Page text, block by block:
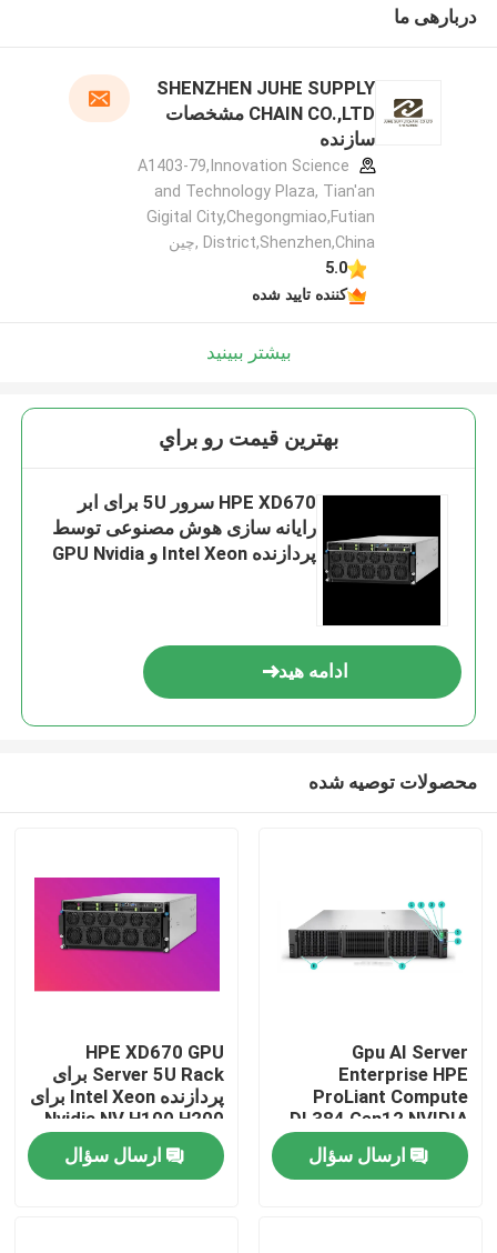
خونه
دربارهی ما
SHENZHEN JUHE SUPPLY
CHAIN CO.,LTD مشخصات
سازنده
A1403-79,Innovation Science
and Technology Plaza, Tian'an
Gigital City,Chegongmiao,Futian
District,Shenzhen,China ,چین
5.0
کننده تایید شده
بیشتر ببینید
بهترين قيمت رو براي
HPE XD670 سرور 5U برای ابر
رایانه سازی هوش مصنوعی توسط
پردازنده Intel Xeon و GPU Nvidia
ادامه هید
محصولات توصیه شده
Gpu AI Server
Enterprise HPE
ProLiant Compute
DL384 Gen12 NVIDIA
GH200 NVL2 Free
Compute Private
Cloud Rack نصب شده
ارسال سؤال
HPE XD670 GPU
Server 5U Rack برای
پردازنده Intel Xeon برای
Nvidia NV H100 H200
H800 PCIE/SXM Nvlink
AI Supercomputing
Case
ارسال سؤال